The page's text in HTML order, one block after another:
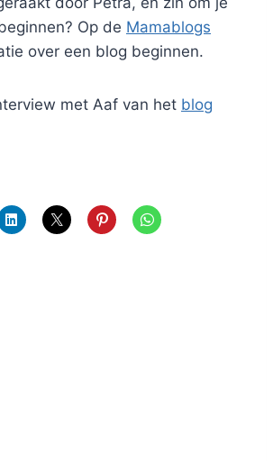
Op de Mamablogs
over een blog beginnen.
met Aaf van het blog